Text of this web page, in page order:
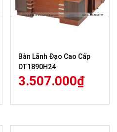
Bàn Lãnh Đạo Cao Cấp
DT1890H24
3.507.000₫